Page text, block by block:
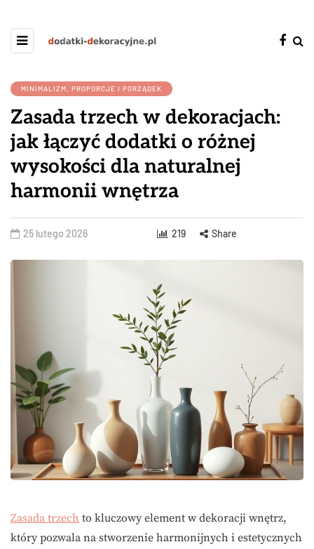
MINIMALIZM, PROPORCJE I PORZĄDEK
Zasada trzech w dekoracjach:
jak łączyć dodatki o różnej
wysokości dla naturalnej
harmonii wnętrza
25 lutego 2026 219 Share
Zasada trzech to kluczowy element w dekoracji wnętrz,
który pozwala na stworzenie harmonijnych i estetycznych